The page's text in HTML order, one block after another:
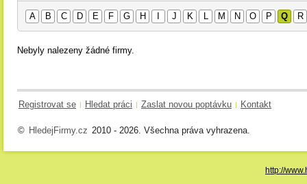
A B C D E F G H J K L M N O P Q R
Nebyly nalezeny žádné firmy.
Registrovat se | Hledat práci | Zaslat novou poptávku | Kontakt
© HledejFirmy.cz 2010 - 2026. Všechna práva vyhrazena.
http://